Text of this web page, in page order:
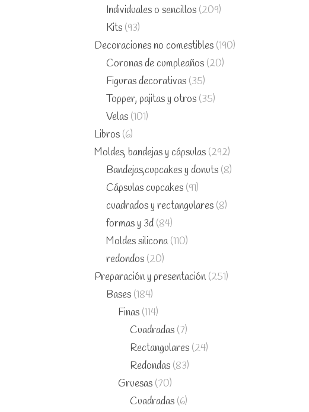
Individuales o sencillos (209)
Kits (93)
Decoraciones no comestibles (190)
Coronas de cumpleaños (20)
Figuras decorativas (35)
Topper, pajitas y otros (35)
Velas (101)
Libros (6)
Moldes, bandejas y cápsulas (292)
Bandejas,cupcakes y donuts (8)
Cápsulas cupcakes (91)
cuadrados y rectangulares (8)
formas y 3d (84)
Moldes silicona (110)
redondos (20)
Preparación y presentación (251)
Bases (184)
Finas (114)
Cuadradas (7)
Rectangulares (24)
Redondas (83)
Gruesas (70)
Cuadradas (6)